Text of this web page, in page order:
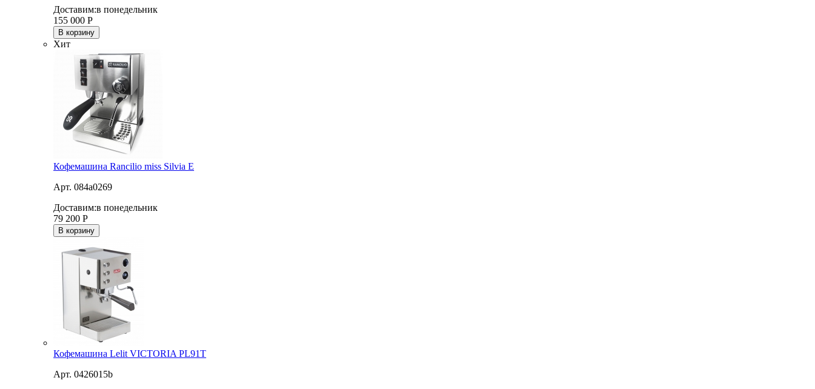
Доставим:в понедельник
155 000 Р
В корзину
Хит
Кофемашина Rancilio miss Silvia E
Арт. 084a0269
Доставим:в понедельник
79 200 Р
В корзину
Кофемашина Lelit VICTORIA PL91T
Арт. 0426015b